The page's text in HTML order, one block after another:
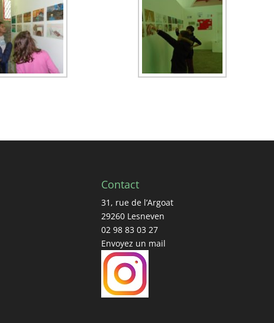
Contact
31, rue de l’Argoat
29260 Lesneven
02 98 83 03 27
Envoyez un mail